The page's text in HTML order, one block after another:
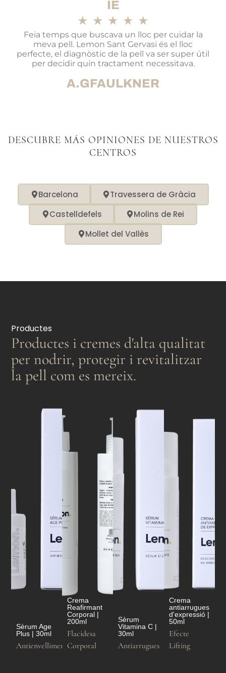
IE
★ ★ ★ ★ ★
Feia temps que buscava un lloc per cuidar la
meva pell. Lemon Sant Gervasi és el lloc
perfecte, el diagnòstic de la pell va ser super útil
per decidir quin tractament necessitava.
A.GFAULKNER
DESCUBRE MÁS OPINIONES DE NUESTROS
CENTROS
Barcelona
Travessera de Gràcia
Castelldefels
Molins de Rei
Mollet del Vallès
Productes
Productes i cremes d'alta qualitat
per nodrir, protegir i revitalitzar
la pell com es mereix.
Sèrum Age
Plus | 30ml
Antienvelliment
Crema
Reafirmant
Corporal |
200ml
Flacidesa
Corporal
Sèrum
Vitamina C |
30ml
Antiarrugues
Crema
antiarrugues
d'expressió |
50ml
Efecte
Lifting